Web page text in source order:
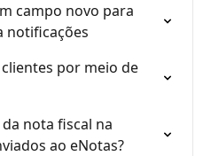
campo novo para
notificações
por meio de
nota fiscal na
ao eNotas?